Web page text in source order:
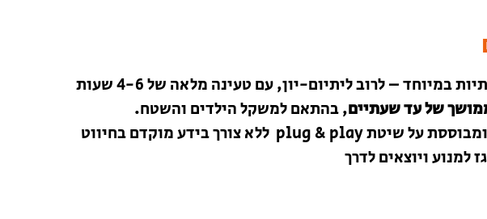
רכבי GoKart מצוידים בסוללות איכותיות במיוחד – לרוב ליתיום-יון, עם טעינה מלאה של 4-6 שעות
של עד שעתיים, בהתאם למשקל הילדים והשטח.
המערכת החשמלית פשוטה לשימוש ומבוססת על שיטת plug & play ללא צורך בידע מוקדם בחיווט
ויוצאים לדרך